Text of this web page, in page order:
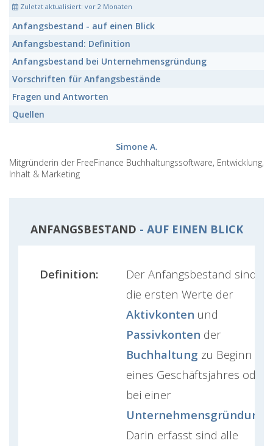
Zuletzt aktualisiert: vor 2 Monaten
Anfangsbestand - auf einen Blick
Anfangsbestand: Definition
Anfangsbestand bei Unternehmensgründung
Vorschriften für Anfangsbestände
Fragen und Antworten
Quellen
Simone A.
Mitgründerin der FreeFinance Buchhaltungssoftware, Entwicklung,
Inhalt & Marketing
ANFANGSBESTAND - AUF EINEN BLICK
Definition:
Der Anfangsbestand sind
die ersten Werte der
Aktivkonten und
Passivkonten der
Buchhaltung zu Beginn
eines Geschäftsjahres oder
bei einer
Unternehmensgründung
Darin erfasst sind alle